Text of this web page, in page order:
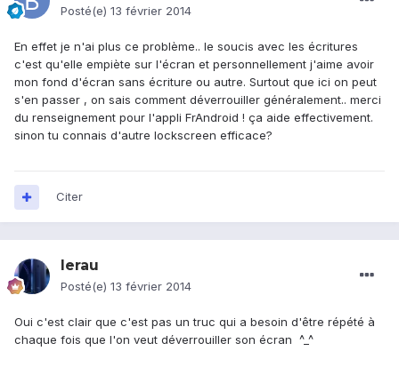
Posté(e) 13 février 2014
En effet je n'ai plus ce problème.. le soucis avec les écritures
c'est qu'elle empiète sur l'écran et personnellement j'aime avoir
mon fond d'écran sans écriture ou autre. Surtout que ici on peut
s'en passer , on sais comment déverrouiller généralement.. merci
du renseignement pour l'appli FrAndroid ! ça aide effectivement.
sinon tu connais d'autre lockscreen efficace?
Citer
lerau
Posté(e) 13 février 2014
Oui c'est clair que c'est pas un truc qui a besoin d'être répété à
chaque fois que l'on veut déverrouiller son écran ^_^